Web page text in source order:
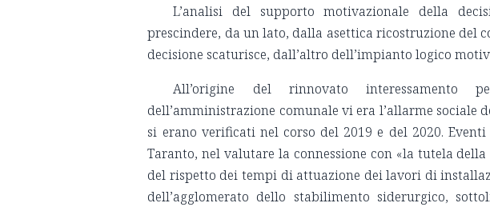
L’analisi del supporto motivazionale della
prescindere, da un lato, dalla asettica ricostruzione del
decisione scaturisce, dall’altro dell’impianto logico
All’origine del rinnovato
dell’amministrazione comunale vi era l’allarme sociale
si erano verificati nel corso del 2019 e del 2020.
Taranto, nel valutare la connessione con «la tutela
del rispetto dei tempi di attuazione dei lavori di
dell’agglomerato dello stabilimento siderurgico,